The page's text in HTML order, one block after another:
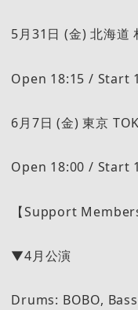
5月31日 (金) 北海道
Open 18:15 / Start
6月7日 (金) 東京
Open 18:00 / Start
【Support Members
▼4月公演
Drums: BOBO,